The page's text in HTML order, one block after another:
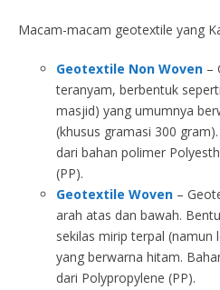
Macam-macam geotextile yang
Geotextile Non Woven –
teranyam, berbentuk
masjid) yang umumnya
(khusus gramasi 300
dari bahan polimer
(PP).
Geotextile Woven –
arah atas dan bawah.
sekilas mirip terpal (namun
yang berwarna hitam.
dari Polypropylene (PP).